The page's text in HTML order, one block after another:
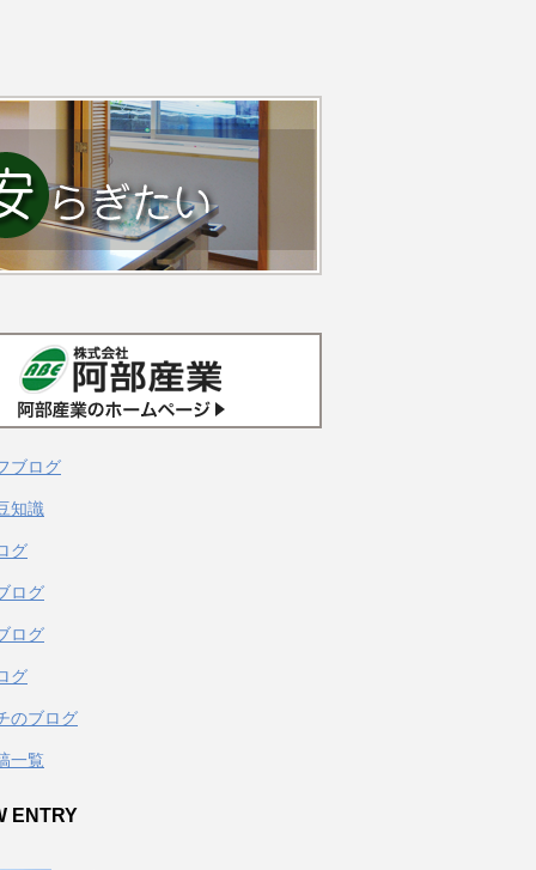
ブログ
知識
グ
ログ
ログ
グ
のブログ
一覧
ENTRY